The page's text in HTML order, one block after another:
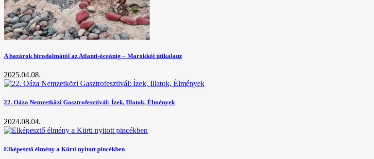
A bazárok birodalmától az Atlanti-óceánig – Marokkói útikalauz
2025.04.08.
22. Oáza Nemzetközi Gasztrofesztivál: Ízek, Illatok, Élmények
2024.08.04.
Elképesztő élmény a Kürti nyitott pincékben